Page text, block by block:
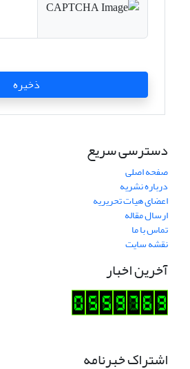
ذخیره
دسترسی سریع
صفحه اصلی
درباره نشریه
اعضای هیات تحریریه
ارسال مقاله
تماس با ما
نقشه سایت
آخرین اخبار
اشتراک خبرنامه